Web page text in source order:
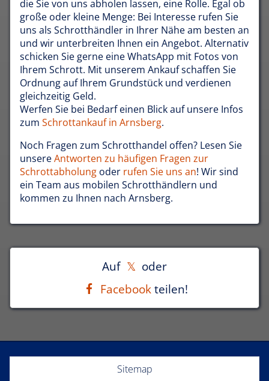
die Sie von uns abholen lassen, eine Rolle. Egal ob
große oder kleine Menge: Bei Interesse rufen Sie
uns als Schrotthändler in Ihrer Nähe am besten an
und wir unterbreiten Ihnen ein Angebot. Alternativ
schicken Sie gerne eine WhatsApp mit Fotos von
Ihrem Schrott. Mit unserem Ankauf schaffen Sie
Ordnung auf Ihrem Grundstück und verdienen
gleichzeitig Geld.
Werfen Sie bei Bedarf einen Blick auf unsere Infos
zum Schrottankauf in Arnsberg.
Noch Fragen zum Schrotthandel offen? Lesen Sie
unsereAntworten zu häufigen Fragen zur
Schrottabholung oder rufen Sie uns an! Wir sind
ein Team aus mobilen Schrotthändlern und
kommen zu Ihnen nach Arnsberg.
Auf
oder
Facebookteilen!
Sitemap